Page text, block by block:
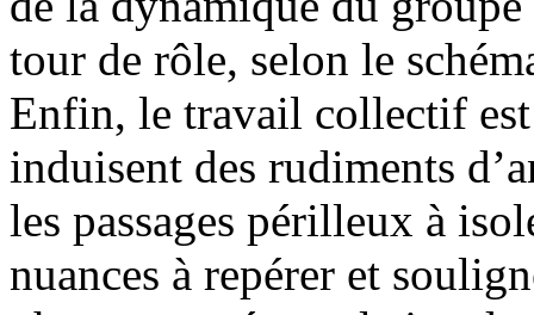
tour de rôle, selon le
Enfin, le travail collectif est
induisent des rudiments
les passages périlleux à
nuances à repérer et